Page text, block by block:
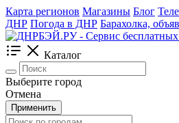
Карта регионов Магазины Блог
ДНР Погода в ДНР Барахолка,
Каталог
Выберите город
Отмена
Применить